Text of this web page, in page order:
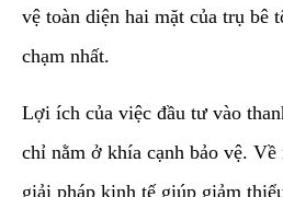
vệ toàn diện hai mặt của trụ bê
chạm nhất.
​Lợi ích của việc đầu tư vào
chỉ nằm ở khía cạnh bảo vệ. Về
giải pháp kinh tế giúp giảm